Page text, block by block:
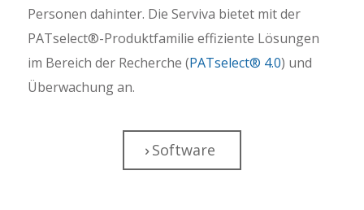
Personen dahinter. Die Serviva bietet mit der
PATselect®-Produktfamilie effiziente Lösungen
im Bereich der Recherche (PATselect® 4.0) und
Überwachung an.
Software